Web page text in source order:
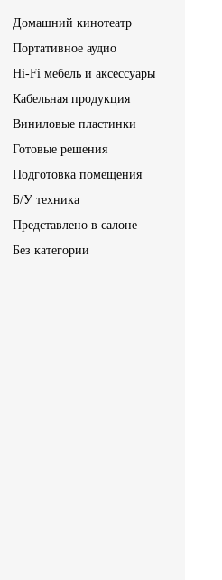
Домашний кинотеатр
Портативное аудио
Hi-Fi мебель и аксессуары
Кабельная продукция
Виниловые пластинки
Готовые решения
Подготовка помещения
Б/У техника
Представлено в салоне
Без категории